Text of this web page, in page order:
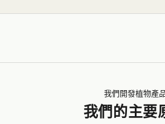
我們開發植物產
我們的主要